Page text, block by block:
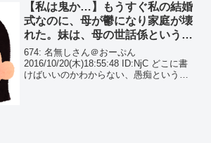
【私は鬼か…】もうすぐ私の結婚
式なのに、母が鬱になり家庭が壊
れた。妹は、母の世話係という名
のサンドバックになり、限界がく
ると…
674: 名無しさん＠おーぷん
2016/10/20(木)18:55:48 ID:NjC どこに書
けばいいのかわからない、愚痴というか